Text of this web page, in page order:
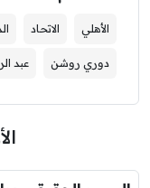
الأهلي الاتحاد
دوري روشن عبد